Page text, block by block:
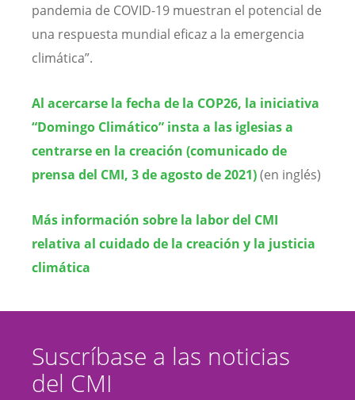
pandemia de COVID-19 muestran el potencial de
una respuesta mundial eficaz a la emergencia
climática”.
Al acercarse la fecha de la COP26, la iniciativa
“Domingo Climático” insta a las iglesias a
centrarse en la creación (comunicado de
prensa del CMI, 3 de agosto de 2021)(en inglés)
Más información sobre la labor del CMI
relativa al cuidado de la creación y la justicia
climática
Suscríbase a las noticias
del CMI